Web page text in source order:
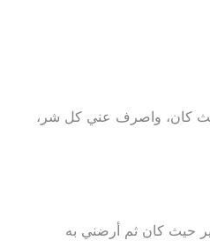
كان، واصرف عني كل شر،
حيث كان ثم أرضني به